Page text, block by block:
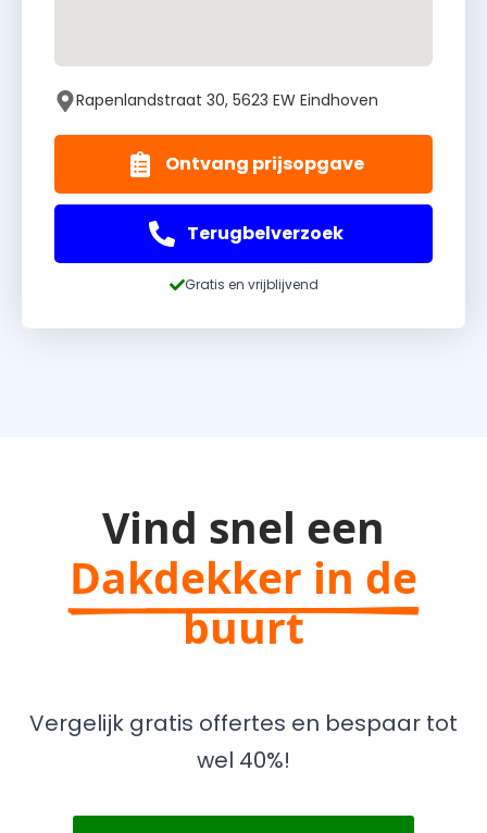
Rapenlandstraat 30, 5623 EW Eindhoven
Ontvang prijsopgave
Terugbelverzoek
Gratis en vrijblijvend
Vind snel een
Dakdekker in de
buurt
Vergelijk gratis offertes en bespaar tot
wel 40%!